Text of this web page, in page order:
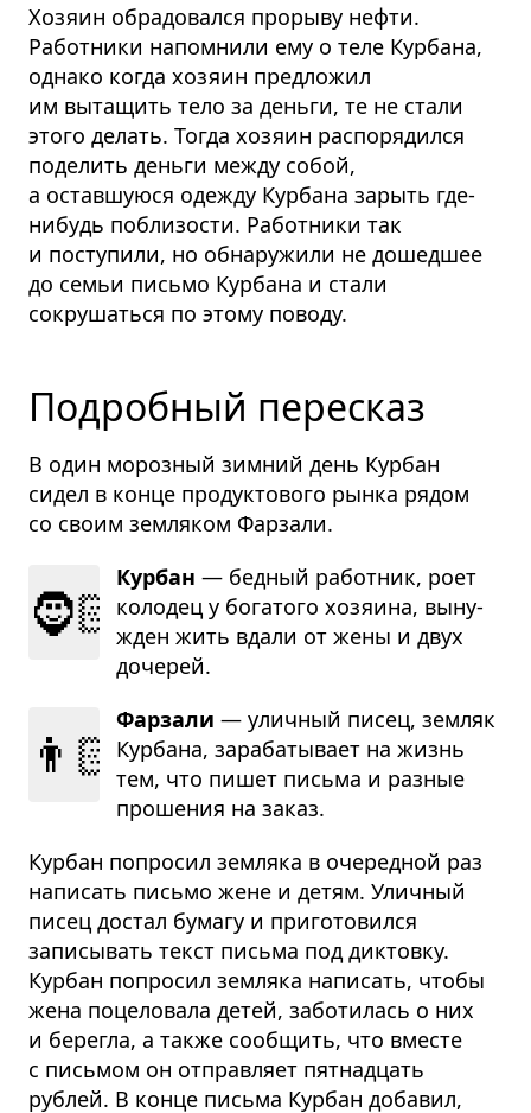
Хозяин обрадовался прорыву нефти.
Работники напомнили ему о теле Курбана,
однако когда хозяин предложил
им вытащить тело за деньги, те не стали
этого делать. Тогда хозяин распорядился
поделить деньги между собой,
а оставшуюся одежду Курбана зарыть где-
нибудь поблизости. Работники так
и поступили, но обнаружили не дошедшее
до семьи письмо Курбана и стали
сокрушаться по этому поводу.
Подробный пересказ
В один морозный зимний день Курбан
сидел в конце продуктового рынка рядом
со своим земляком Фарзали.
🧔🏻
Курбан — бед­ный работ­ник, роет
коло­дец у бога­того хозя­ина, выну­
жден жить вдали от жены и двух
доче­рей.
👨🏻‍🦱
Фарзали — улич­ный писец, зем­ляк
Кур­бана, зара­ба­ты­вает на жизнь
тем, что пишет письма и раз­ные
про­ше­ния на заказ.
Курбан попросил земляка в очередной раз
написать письмо жене и детям. Уличный
писец достал бумагу и приготовился
записывать текст письма под диктовку.
Курбан попросил земляка написать, чтобы
жена поцеловала детей, заботилась о них
и берегла, а также сообщить, что вместе
с письмом он отправляет пятнадцать
рублей. В конце письма Курбан добавил,